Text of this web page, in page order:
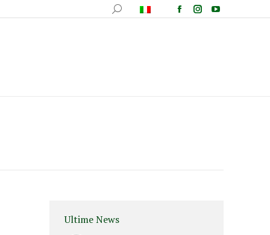
Ultime News